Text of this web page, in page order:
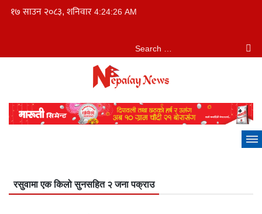
१७ साउन २०८३, शनिवार 4:24:27 AM
रसुवामा एक किलो सुनसहित २ जना पक्राउ